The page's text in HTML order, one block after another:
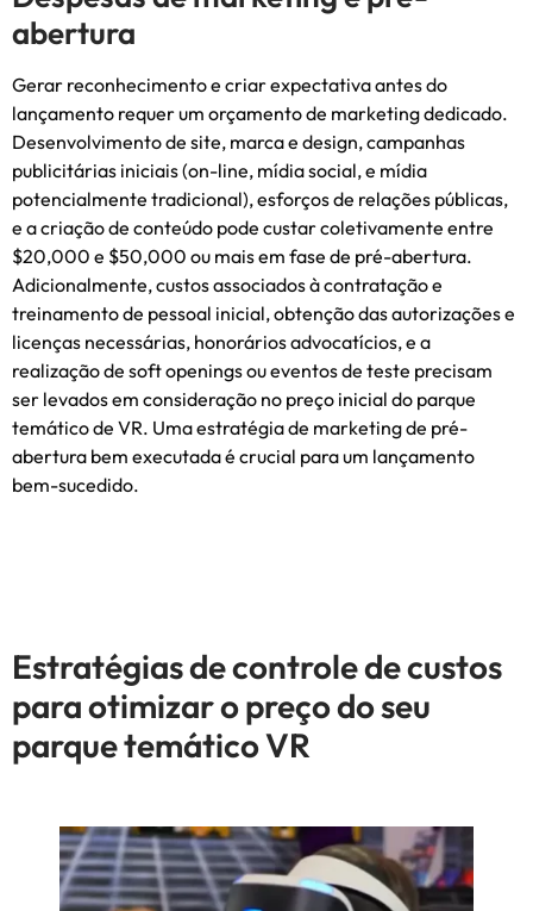
abertura
Gerar reconhecimento e criar expectativa antes do
lançamento requer um orçamento de marketing dedicado.
Desenvolvimento de site, marca e design, campanhas
publicitárias iniciais (on-line, mídia social, e mídia
potencialmente tradicional), esforços de relações públicas,
e a criação de conteúdo pode custar coletivamente entre
$20,000 e $50,000 ou mais em fase de pré-abertura.
Adicionalmente, custos associados à contratação e
treinamento de pessoal inicial, obtenção das autorizações e
licenças necessárias, honorários advocatícios, e a
realização de soft openings ou eventos de teste precisam
ser levados em consideração no preço inicial do parque
temático de VR. Uma estratégia de marketing de pré-
abertura bem executada é crucial para um lançamento
bem-sucedido.
Estratégias de controle de custos
para otimizar o preço do seu
parque temático VR